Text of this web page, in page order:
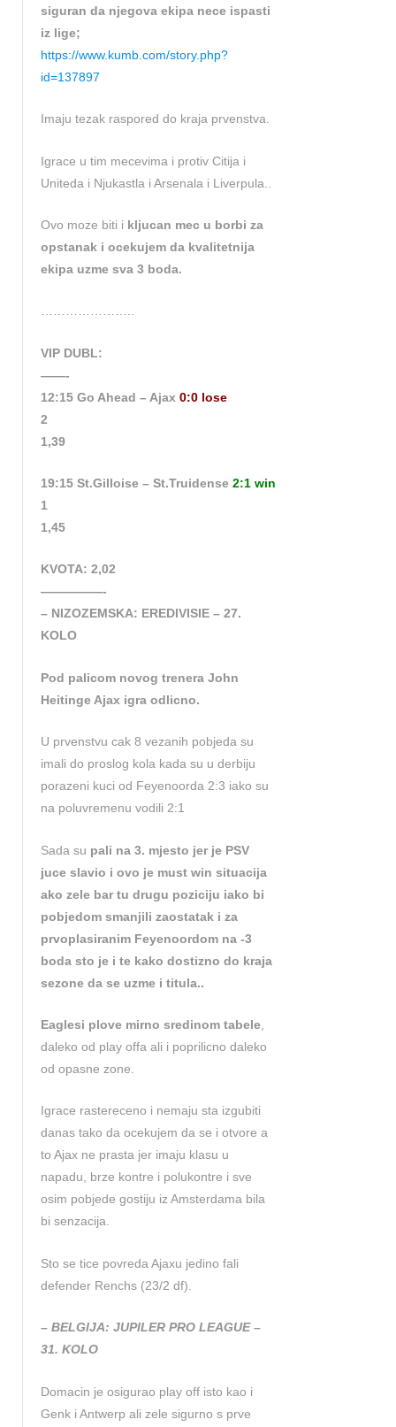
siguran da njegova ekipa nece ispasti
iz lige;
https://www.kumb.com/story.php?
id=137897
Imaju tezak raspored do kraja prvenstva.
Igrace u tim mecevima i protiv Citija i
Uniteda i Njukastla i Arsenala i Liverpula..
Ovo moze biti i kljucan mec u borbi za
opstanak i ocekujem da kvalitetnija
ekipa uzme sva 3 boda.
…………………..
VIP DUBL:
——-
12:15 Go Ahead – Ajax 0:0 lose
2
1,39
19:15 St.Gilloise – St.Truidense 2:1 win
1
1,45
KVOTA: 2,02
—————-
– NIZOZEMSKA: EREDIVISIE – 27.
KOLO
Pod palicom novog trenera John
Heitinge Ajax igra odlicno.
U prvenstvu cak 8 vezanih pobjeda su
imali do proslog kola kada su u derbiju
porazeni kuci od Feyenoorda 2:3 iako su
na poluvremenu vodili 2:1
Sada su pali na 3. mjesto jer je PSV
juce slavio i ovo je must win situacija
ako zele bar tu drugu poziciju iako bi
pobjedom smanjili zaostatak i za
prvoplasiranim Feyenoordom na -3
boda sto je i te kako dostizno do kraja
sezone da se uzme i titula..
Eaglesi plove mirno sredinom tabele
daleko od play offa ali i poprilicno daleko
od opasne zone.
Igrace rastereceno i nemaju sta izgubiti
danas tako da ocekujem da se i otvore a
to Ajax ne prasta jer imaju klasu u
napadu, brze kontre i polukontre i sve
osim pobjede gostiju iz Amsterdama bila
bi senzacija.
Sto se tice povreda Ajaxu jedino fali
defender Renchs (23/2 df).
– BELGIJA: JUPILER PRO LEAGUE –
31. KOLO
Domacin je osigurao play off isto kao i
Genk i Antwerp ali zele sigurno s prve